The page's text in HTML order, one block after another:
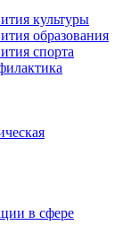
культуры
образования
спорта
в сфере